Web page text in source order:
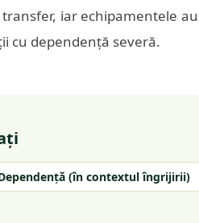
iar echipamentele
cu dependență severă.
(în contextul îngrijirii)